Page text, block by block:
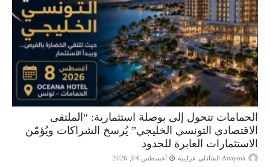
الحمامات تتحول إلى بوصلة استثمارية: “الملتقى
الاقتصادي التونسي الخليجي” يُرسخ الشراكات ويُؤمّن
الاستثمارات العابرة للحدود
Attayma الشاذلي عرايبية أغسطس 04, 2026